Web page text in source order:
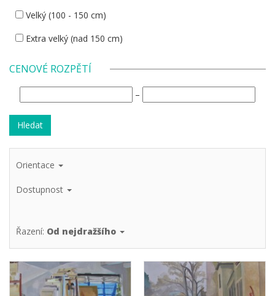
Velký (100 - 150 cm)
Extra velký (nad 150 cm)
CENOVÉ ROZPĚTÍ
–
Orientace
Dostupnost
Řazení: Od nejdražšího